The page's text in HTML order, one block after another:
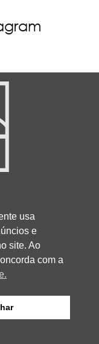
41
usa
e
site. Ao
com a